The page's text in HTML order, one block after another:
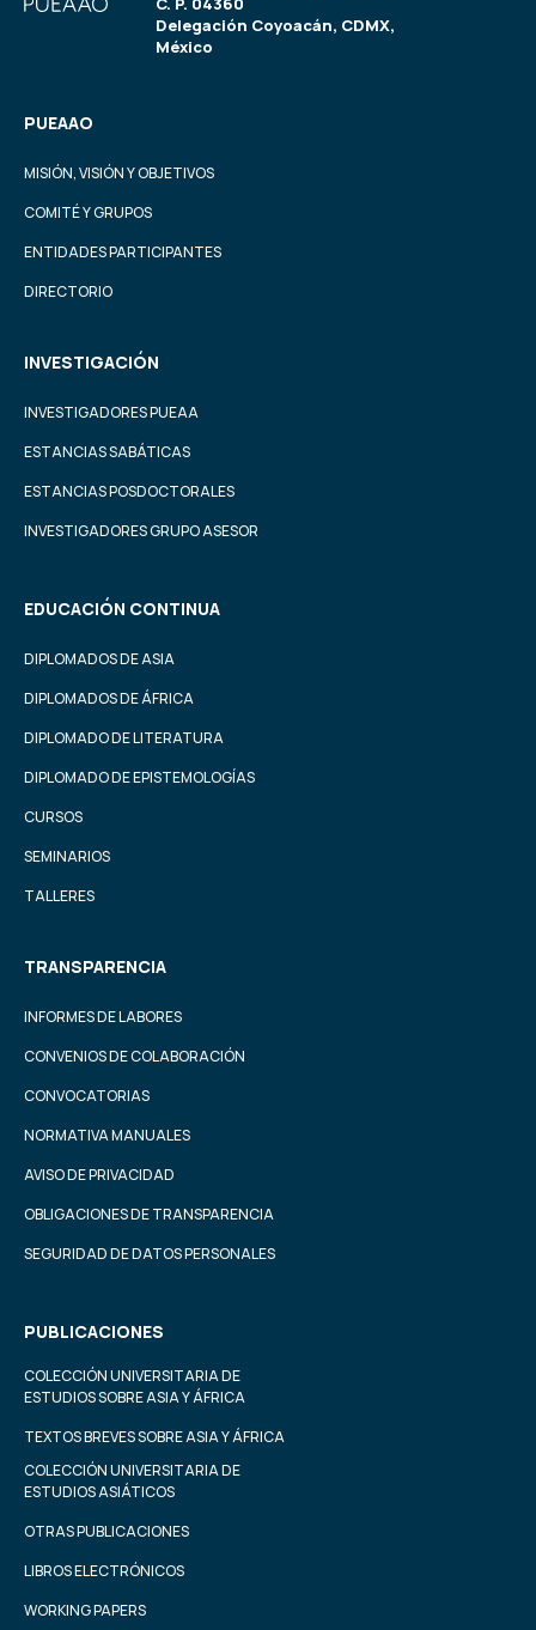
Delegación Coyoacán, CDMX,
México
PUEAAO
MISIÓN, VISIÓN Y OBJETIVOS
COMITÉ Y GRUPOS
ENTIDADES PARTICIPANTES
DIRECTORIO
INVESTIGACIÓN
INVESTIGADORES PUEAA
ESTANCIAS SABÁTICAS
ESTANCIAS POSDOCTORALES
INVESTIGADORES GRUPO ASESOR
EDUCACIÓN CONTINUA
DIPLOMADOS DE ASIA
DIPLOMADOS DE ÁFRICA
DIPLOMADO DE LITERATURA
DIPLOMADO DE EPISTEMOLOGÍAS
CURSOS
SEMINARIOS
TALLERES
TRANSPARENCIA
INFORMES DE LABORES
CONVENIOS DE COLABORACIÓN
CONVOCATORIAS
NORMATIVA MANUALES
AVISO DE PRIVACIDAD
OBLIGACIONES DE TRANSPARENCIA
SEGURIDAD DE DATOS PERSONALES
PUBLICACIONES
COLECCIÓN UNIVERSITARIA DE
ESTUDIOS SOBRE ASIA Y ÁFRICA
TEXTOS BREVES SOBRE ASIA Y ÁFRICA
COLECCIÓN UNIVERSITARIA DE
ESTUDIOS ASIÁTICOS
OTRAS PUBLICACIONES
LIBROS ELECTRÓNICOS
WORKING PAPERS